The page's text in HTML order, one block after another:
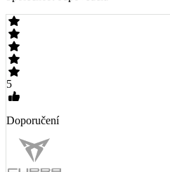
5
Doporučení